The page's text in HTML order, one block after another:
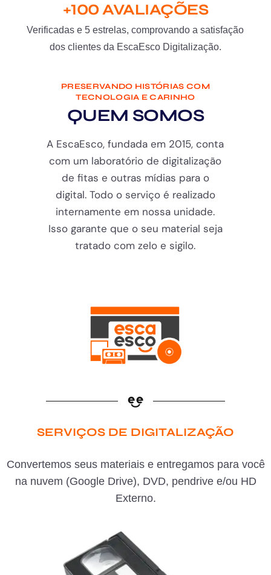
+100 AVALIAÇÕES
Verificadas e 5 estrelas, comprovando a satisfação
dos clientes da EscaEsco Digitalização.
PRESERVANDO HISTÓRIAS COM
TECNOLOGIA E CARINHO
QUEM SOMOS
A EscaEsco, fundada em 2015, conta
com um laboratório de digitalização
de fitas e outras mídias para o
digital. Todo o serviço é realizado
internamente em nossa unidade.
Isso garante que o seu material seja
tratado com zelo e sigilo.
SERVIÇOS DE DIGITALIZAÇÃO
Convertemos seus materiais e entregamos para você
na nuvem (Google Drive), DVD, pendrive e/ou HD
Externo.